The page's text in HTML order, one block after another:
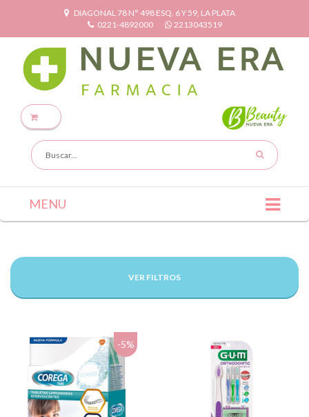
DIAGONAL 78 N° 498 ESQ. 6 Y 59, LA PLATA
0221-4892000
2213043519
MENU
VER FILTROS
-5%